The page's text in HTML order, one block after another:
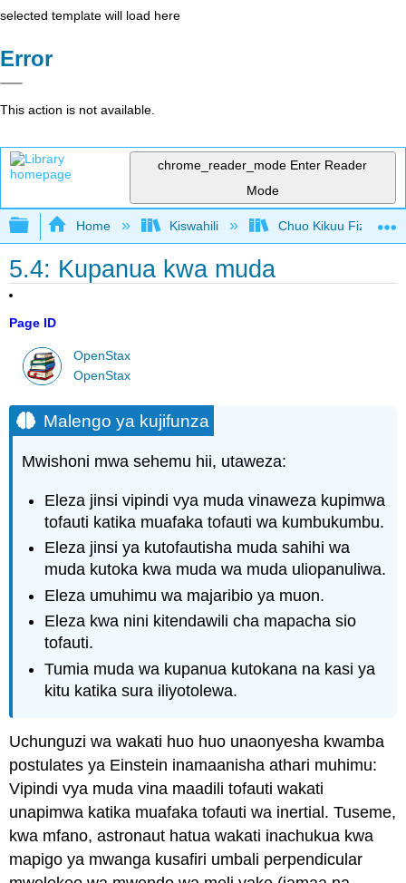
selected template will load here
Error
This action is not available.
chrome_reader_mode Enter Reader
Mode
Expand/collapse global hierarchy
Home Kiswahili Chuo Kikuu Fizikia III
5.4: Kupanua kwa muda
Page ID
OpenStax
OpenStax
Malengo ya kujifunza
Mwishoni mwa sehemu hii, utaweza:
Eleza jinsi vipindi vya muda vinaweza kupimwa
tofauti katika muafaka tofauti wa kumbukumbu.
Eleza jinsi ya kutofautisha muda sahihi wa
muda kutoka kwa muda wa muda uliopanuliwa.
Eleza umuhimu wa majaribio ya muon.
Eleza kwa nini kitendawili cha mapacha sio
tofauti.
Tumia muda wa kupanua kutokana na kasi ya
kitu katika sura iliyotolewa.
Uchunguzi wa wakati huo huo unaonyesha kwamba
postulates ya Einstein inamaanisha athari muhimu:
Vipindi vya muda vina maadili tofauti wakati
unapimwa katika muafaka tofauti wa inertial. Tuseme,
kwa mfano, astronaut hatua wakati inachukua kwa
mapigo ya mwanga kusafiri umbali perpendicular